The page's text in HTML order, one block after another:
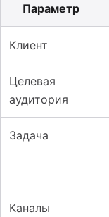
Параметр
Клиент
Целевая
аудитория
Задача
Каналы